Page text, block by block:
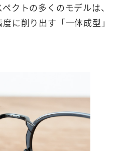
クトの多くのモデルは、
に削り出す「一体成型」